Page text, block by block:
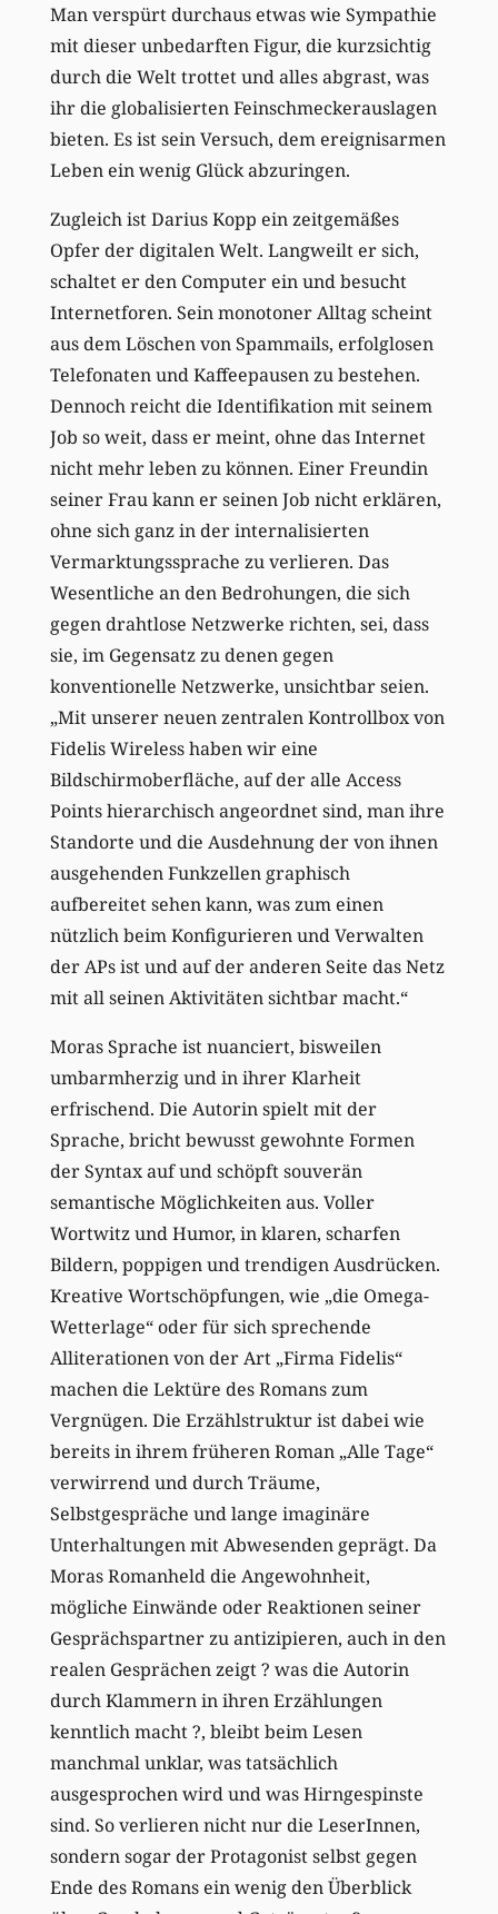
Man verspürt durchaus etwas wie Sympathie
mit dieser unbedarften Figur, die kurzsichtig
durch die Welt trottet und alles abgrast, was
ihr die globalisierten Feinschmeckerauslagen
bieten. Es ist sein Versuch, dem ereignisarmen
Leben ein wenig Glück abzuringen.
Zugleich ist Darius Kopp ein zeitgemäßes
Opfer der digitalen Welt. Langweilt er sich,
schaltet er den Computer ein und besucht
Internetforen. Sein monotoner Alltag scheint
aus dem Löschen von Spammails, erfolglosen
Telefonaten und Kaffeepausen zu bestehen.
Dennoch reicht die Identifikation mit seinem
Job so weit, dass er meint, ohne das Internet
nicht mehr leben zu können. Einer Freundin
seiner Frau kann er seinen Job nicht erklären,
ohne sich ganz in der internalisierten
Vermarktungssprache zu verlieren. Das
Wesentliche an den Bedrohungen, die sich
gegen drahtlose Netzwerke richten, sei, dass
sie, im Gegensatz zu denen gegen
konventionelle Netzwerke, unsichtbar seien.
„Mit unserer neuen zentralen Kontrollbox von
Fidelis Wireless haben wir eine
Bildschirmoberfläche, auf der alle Access
Points hierarchisch angeordnet sind, man ihre
Standorte und die Ausdehnung der von ihnen
ausgehenden Funkzellen graphisch
aufbereitet sehen kann, was zum einen
nützlich beim Konfigurieren und Verwalten
der APs ist und auf der anderen Seite das Netz
mit all seinen Aktivitäten sichtbar macht.“
Moras Sprache ist nuanciert, bisweilen
umbarmherzig und in ihrer Klarheit
erfrischend. Die Autorin spielt mit der
Sprache, bricht bewusst gewohnte Formen
der Syntax auf und schöpft souverän
semantische Möglichkeiten aus. Voller
Wortwitz und Humor, in klaren, scharfen
Bildern, poppigen und trendigen Ausdrücken.
Kreative Wortschöpfungen, wie „die Omega-
Wetterlage“ oder für sich sprechende
Alliterationen von der Art „Firma Fidelis“
machen die Lektüre des Romans zum
Vergnügen. Die Erzählstruktur ist dabei wie
bereits in ihrem früheren Roman „Alle Tage“
verwirrend und durch Träume,
Selbstgespräche und lange imaginäre
Unterhaltungen mit Abwesenden geprägt. Da
Moras Romanheld die Angewohnheit,
mögliche Einwände oder Reaktionen seiner
Gesprächspartner zu antizipieren, auch in den
realen Gesprächen zeigt ? was die Autorin
durch Klammern in ihren Erzählungen
kenntlich macht ?, bleibt beim Lesen
manchmal unklar, was tatsächlich
ausgesprochen wird und was Hirngespinste
sind. So verlieren nicht nur die LeserInnen,
sondern sogar der Protagonist selbst gegen
Ende des Romans ein wenig den Überblick